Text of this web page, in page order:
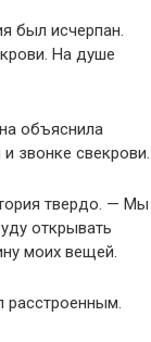
был исчерпан.
На душе
объяснила
звонке свекрови.
твердо. — Мы
открывать
моих вещей.
расстроенным.